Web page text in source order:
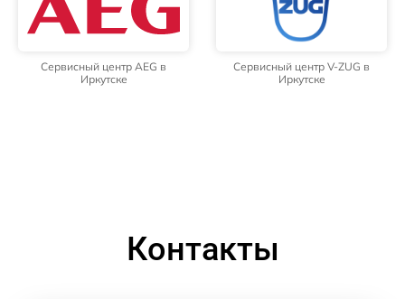
Сервисный центр AEG в
Иркутске
Сервисный центр V-ZUG в
Иркутске
Контакты